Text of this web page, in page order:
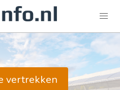
vertrekken